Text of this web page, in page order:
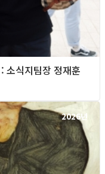
식지팀장 정재훈
2026년